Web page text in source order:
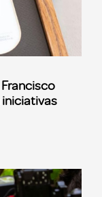
iniciativas